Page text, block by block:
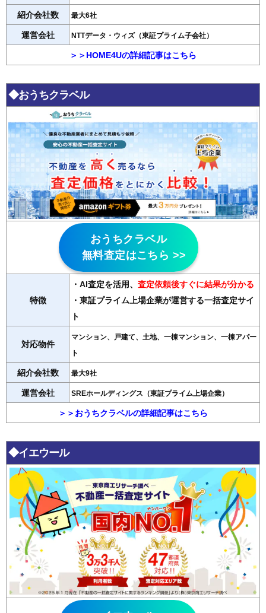
紹介会社数 最大6社
運営会社 NTTデータ・ウィズ（東証プライム子会社）
＞＞HOME4Uの詳細記事はこちら
◆おうちクラベル
おうちクラベル
無料査定はこちら >>
特徴
・AI査定を活用、 査定依頼後すぐに結果が分かる
・東証プライム上場企業が運営する一括査定サイ
ト
対応物件
マンション、戸建て、土地、一棟マンション、一棟アパー
ト
紹介会社数 最大9社
運営会社 SREホールディングス（東証プライム上場企業）
＞＞おうちクラベルの詳細記事はこちら
◆イエウール